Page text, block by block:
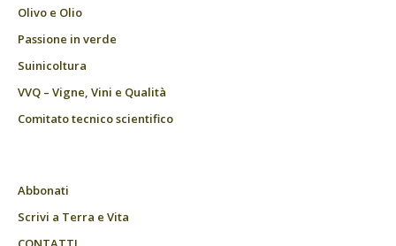
Olivo e Olio
Passione in verde
Suinicoltura
VVQ – Vigne, Vini e Qualità
Comitato tecnico scientifico
Abbonati
Scrivi a Terra e Vita